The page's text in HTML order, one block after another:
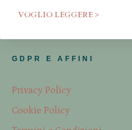
VOGLIO LEGGERE >
GDPR E AFFINI
Privacy Policy
Cookie Policy